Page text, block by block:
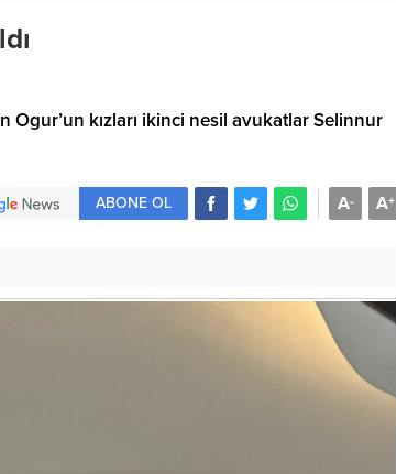
kızları ikinci nesil avukatlar Selinnur
A+
A-
ABONE OL